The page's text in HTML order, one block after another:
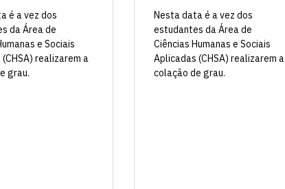
é a vez dos
da Área de
e Sociais
realizarem a
grau.
Nesta data é a vez dos
estudantes da Área de
Ciências Humanas e Sociais
Aplicadas (CHSA) realizarem a
colação de grau.